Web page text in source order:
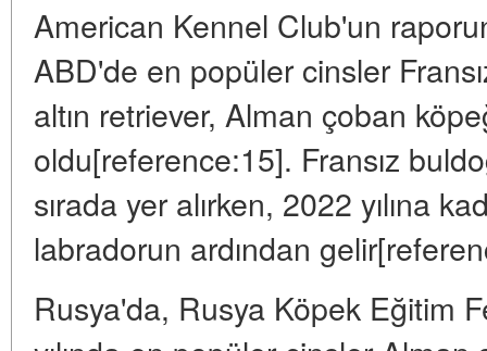
American Kennel Club'un
ABD'de en popüler cinsler
altın retriever, Alman çoban
oldu[reference:15]. Fransız
sırada yer alırken, 2022 yılına
labradorun ardından
Rusya'da, Rusya Köpek Eğitim